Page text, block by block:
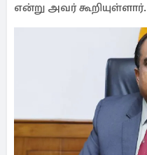
என்று அவர் கூறியுள்ளார்.